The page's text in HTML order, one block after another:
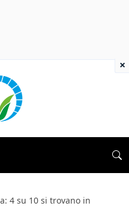
4 su 10 si trovano in
×